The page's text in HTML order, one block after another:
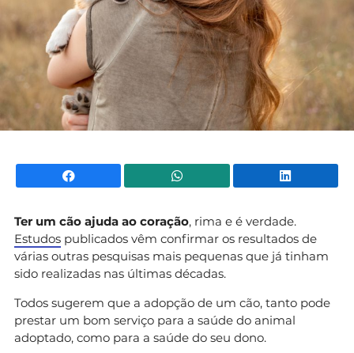
Facebook WhatsApp
Ter um cão ajuda ao coração, rima e é verdade.
Estudos publicados vêm confirmar os resultados de
várias outras pesquisas mais pequenas que já tinham
sido realizadas nas últimas décadas.
Todos sugerem que a adopção de um cão, tanto pode
prestar um bom serviço para a saúde do animal
adoptado, como para a saúde do seu dono.